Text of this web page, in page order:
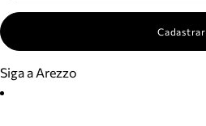
Cadastrar
Siga a Arezzo